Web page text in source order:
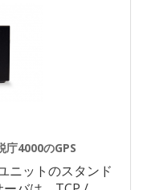
庁4000のGPS
ニットのスタンド